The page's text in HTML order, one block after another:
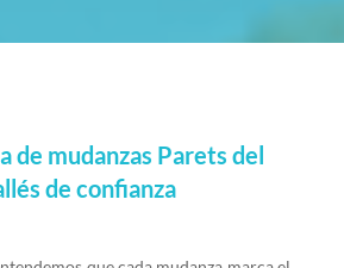
de mudanzas Parets del
de confianza